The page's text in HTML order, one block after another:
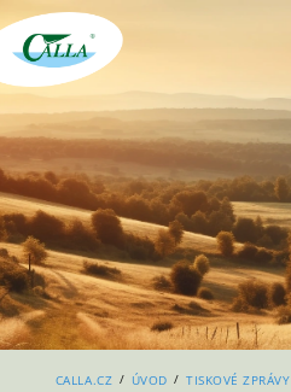
CALLA.CZ / ÚVOD / TISKOVÉ ZPRÁVY